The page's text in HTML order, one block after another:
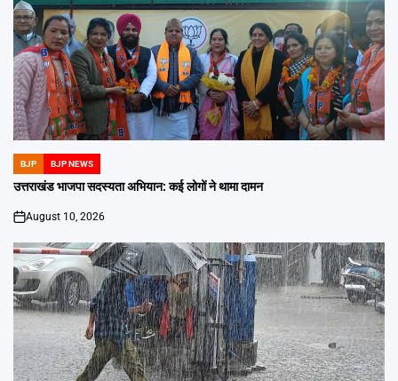
POSTED
IN
BJP BJP NEWS
उत्तराखंड भाजपा सदस्यता अभियान: कई लोगों ने थामा दामन
on
August 10, 2026